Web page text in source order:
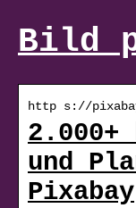
Bild
http s://
2.000+
und
Pixabay